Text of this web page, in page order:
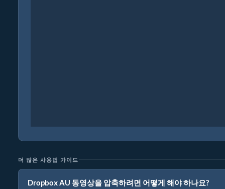
더 많은 사용법 가이드
Dropbox AU 동영상을 압축하려면 어떻게 해야 하나요?